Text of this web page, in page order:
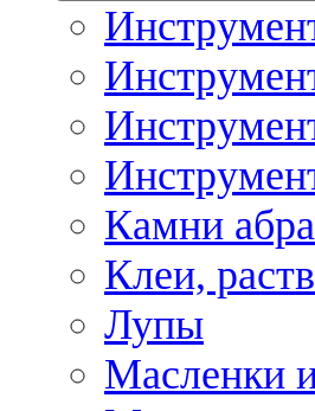
Камни
Клеи,
Лупы
Масленки